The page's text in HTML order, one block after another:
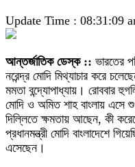
Update Time : 08:31:09
আন্তর্জাতিক ডেস্ক :: ভারতের
নরেন্দ্র মোদি মিথ্যাচার করে
মমতা বন্দ্যোপাধ্যায়। রোববার
মোদি ও অমিত শাহ বাংলায় এসে
দিল্লিতে ক্ষমতায় আছেন, কী
প্রধানমন্ত্রী মোদি বাংলাদেশে
এসেছেন।